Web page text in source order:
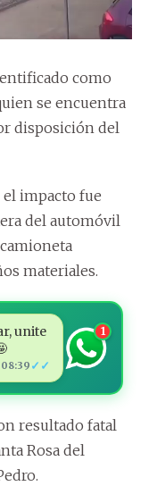
como
se encuentra
disposición del
el impacto fue
del automóvil
materiales.
unite
08:39 ✓✓
1
resultado fatal
Rosa del